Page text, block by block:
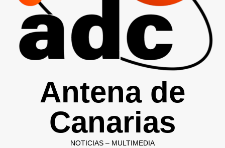
Antena de
Canarias
NOTICIAS – MULTIMEDIA